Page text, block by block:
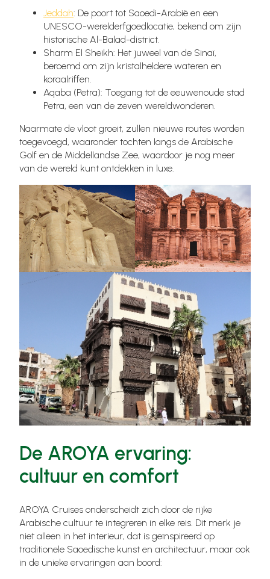
Jeddah: De poort tot Saoedi-Arabië en een
UNESCO-werelderfgoedlocatie, bekend om zijn
historische Al-Balad-district.
Sharm El Sheikh: Het juweel van de Sinaï,
beroemd om zijn kristalheldere wateren en
koraalriffen.
Aqaba (Petra): Toegang tot de eeuwenoude stad
Petra, een van de zeven wereldwonderen.
Naarmate de vloot groeit, zullen nieuwe routes worden
toegevoegd, waaronder tochten langs de Arabische
Golf en de Middellandse Zee, waardoor je nog meer
van de wereld kunt ontdekken in luxe.
De AROYA ervaring:
cultuur en comfort
AROYA Cruises onderscheidt zich door de rijke
Arabische cultuur te integreren in elke reis. Dit merk je
niet alleen in het interieur, dat is geïnspireerd op
traditionele Saoedische kunst en architectuur, maar ook
in de unieke ervaringen aan boord: